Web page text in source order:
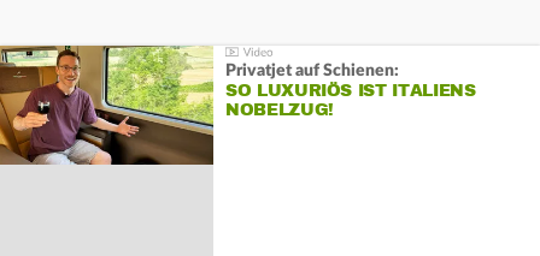
Privatjet auf Schienen:
SO LUXURIÖS IST ITALIENS
NOBELZUG!